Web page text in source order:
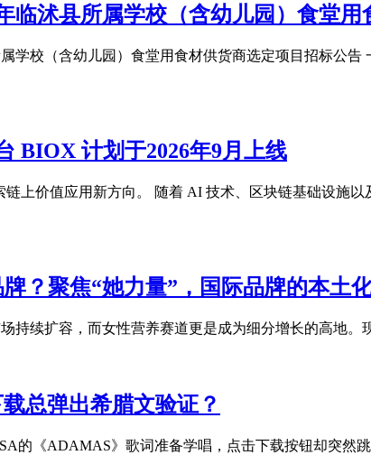
临沭县所属学校（含幼⼉园）⻝堂
学校（含幼⼉园）⻝堂⽤⻝材供货商选定项⽬招标公
BIOX 计划于2026年9月上线
链上价值应用新方向。 随着 AI 技术、区块链基础设施
？聚焦“她力量”，国际品牌的本土
持续扩容，而女性营养赛道更是成为细分增长的高地
总弹出希腊文验证？
的《ADAMAS》歌词准备学唱，点击下载按钮却突